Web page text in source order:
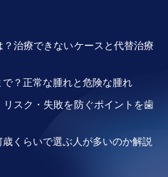
治療できないケースと代替治療
？正常な腫れと危険な腫れ
スク・失敗を防ぐポイントを歯
くらいで選ぶ人が多いのか解説